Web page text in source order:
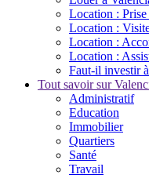
Location :
Location :
Location :
Location :
Faut-il investir
Tout savoir sur
Administratif
Education
Immobilier
Quartiers
Santé
Travail